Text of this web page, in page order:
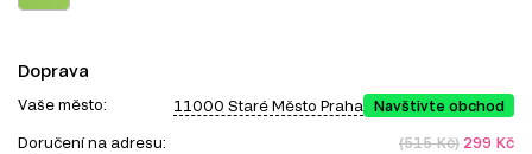
Doprava
Vaše město: 11000 Staré Město Praha Navštivte obchod
Doručení na adresu:
(515 Kč) 299 Kč